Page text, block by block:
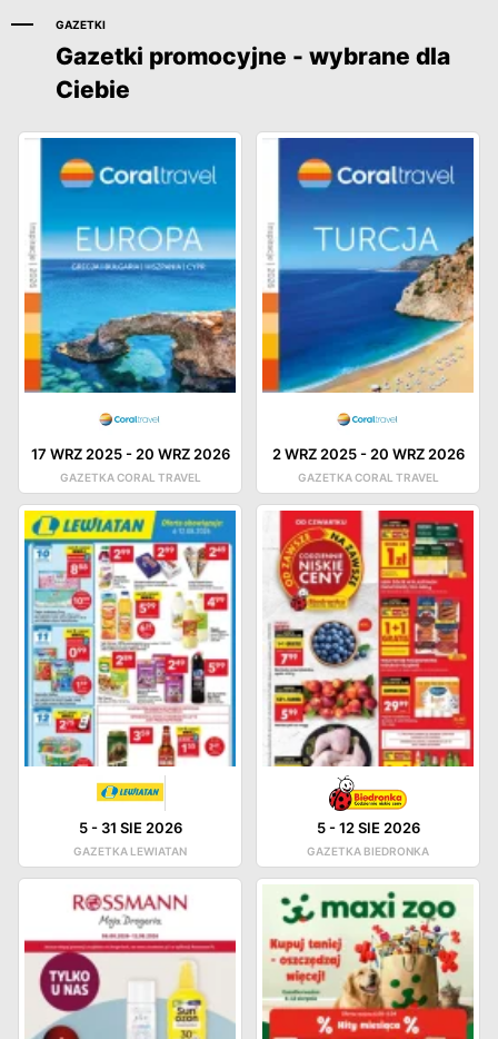
GAZETKI
Gazetki promocyjne - wybrane dla
Ciebie
17 WRZ 2025-20 WRZ 2026
GAZETKA CORAL TRAVEL
2 WRZ 2025-20 WRZ 2026
GAZETKA CORAL TRAVEL
5- 31 SIE 2026
GAZETKA LEWIATAN
5-12 SIE 2026
GAZETKA BIEDRONKA